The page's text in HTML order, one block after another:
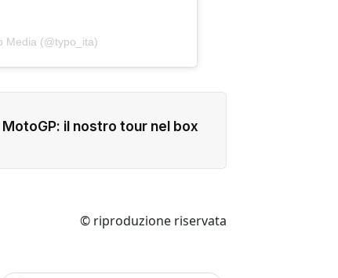
Media (@typo_ita)
il nostro tour nel box
© riproduzione riservata